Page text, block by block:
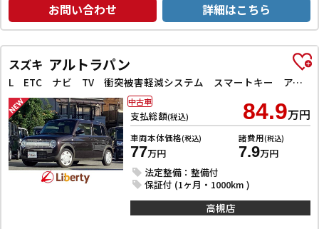
お問い合わせ 詳細はこちら
スズキ アルトラパン
L ETC ナビ TV 衝突被害軽減システム スマートキー アイドリングストップ 電動格納ミラー シートヒーター ベンチシート CVT 盗難防止システム ABS ESC CD 衝突安全ボディ エアコン
支払総額(税込) 84.9万円
車両本体価格(税込)
77万円
諸費用(税込)
7.9万円
法定整備：整備付
保証付 (1ヶ月・1000km )
中古車
高槻店